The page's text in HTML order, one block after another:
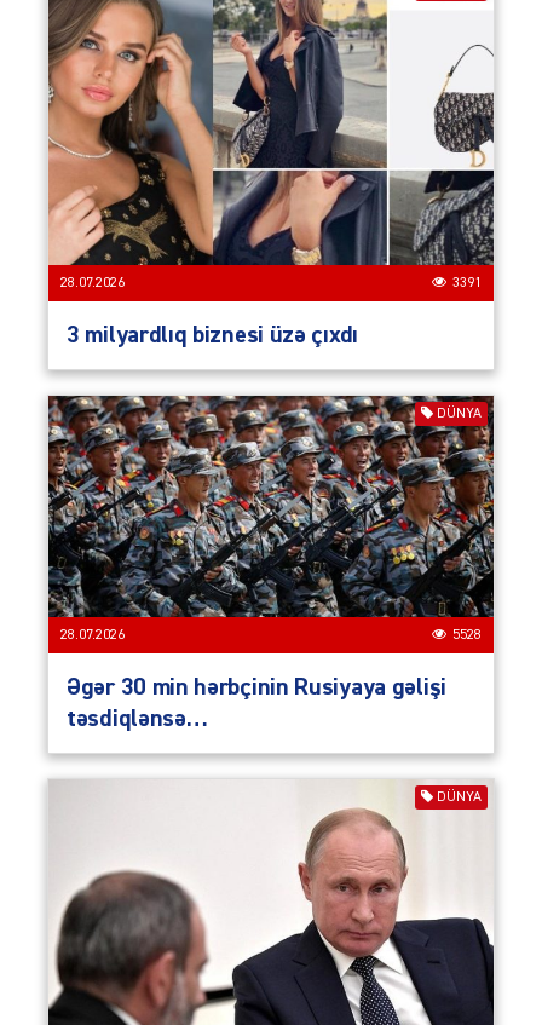
28.07.2026 3391
3 milyardlıq biznesi üzə çıxdı
DÜNYA
28.07.2026 5528
Əgər 30 min hərbçinin Rusiyaya gəlişi
təsdiqlənsə…
DÜNYA